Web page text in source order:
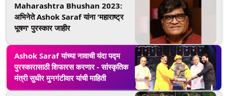
Maharashtra Bhushan 2023:
अभिनेते Ashok Saraf यांना 'महाराष्ट्र
भूषण' पुरस्कार जाहीर
Ashok Saraf यांच्या नावाची यंदा पद्म
पुरस्कारासाठी शिफारस करणार - सांस्कृतिक
मंत्री सुधीर मुनगंटीवार यांची माहिती